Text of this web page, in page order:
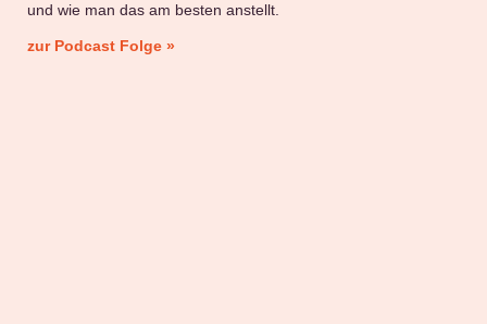
und wie man das am besten anstellt.
zur Podcast Folge »